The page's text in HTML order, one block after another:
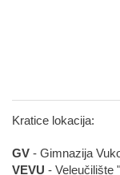
Kratice lokacija:
GV - Gimnazija
VEVU - Veleučilište